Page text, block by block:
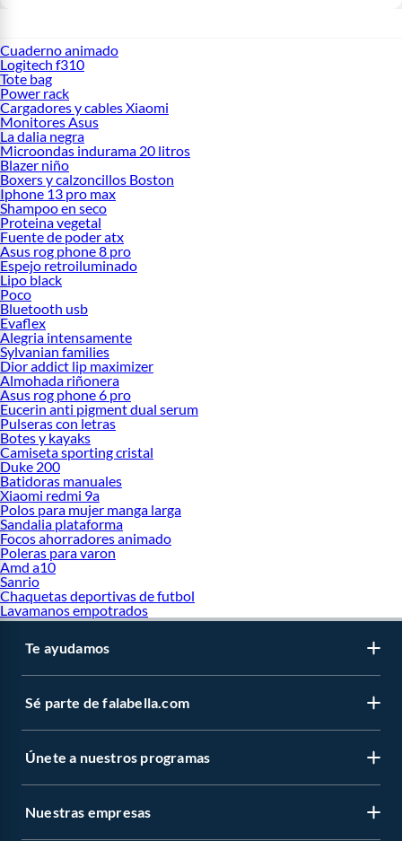
Cuaderno animado
Logitech f310
Tote bag
Power rack
Cargadores y cables Xiaomi
Monitores Asus
La dalia negra
Microondas indurama 20 litros
Blazer niño
Boxers y calzoncillos Boston
Iphone 13 pro max
Shampoo en seco
Proteina vegetal
Fuente de poder atx
Asus rog phone 8 pro
Espejo retroiluminado
Lipo black
Poco
Bluetooth usb
Evaflex
Alegria intensamente
Sylvanian families
Dior addict lip maximizer
Almohada riñonera
Asus rog phone 6 pro
Eucerin anti pigment dual serum
Pulseras con letras
Botes y kayaks
Camiseta sporting cristal
Duke 200
Batidoras manuales
Xiaomi redmi 9a
Polos para mujer manga larga
Sandalia plataforma
Focos ahorradores animado
Poleras para varon
Amd a10
Sanrio
Chaquetas deportivas de futbol
Lavamanos empotrados
Te ayudamos
Sé parte de falabella.com
Únete a nuestros programas
Nuestras empresas